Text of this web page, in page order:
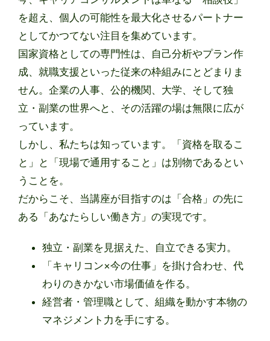
を超え、個人の可能性を最大化させるパートナー
としてかつてない注目を集めています。
国家資格としての専門性は、自己分析やプラン作
成、就職支援といった従来の枠組みにとどまりま
せん。企業の人事、公的機関、大学、そして独
立・副業の世界へと、その活躍の場は無限に広が
っています。
しかし、私たちは知っています。「資格を取るこ
と」と「現場で通用すること」は別物であるとい
うことを。
だからこそ、当講座が目指すのは「合格」の先に
ある「あなたらしい働き方」の実現です。
独立・副業を見据えた、自立できる実力。
「キャリコン×今の仕事」を掛け合わせ、代
わりのきかない市場価値を作る。
経営者・管理職として、組織を動かす本物の
マネジメント力を手にする。